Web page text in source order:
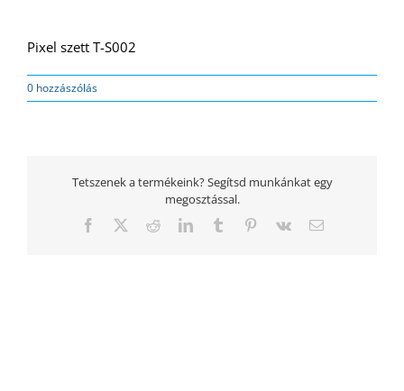
Pixel szett T-S002
0 hozzászólás
Tetszenek a termékeink? Segítsd munkánkat egy
megosztással.
Facebook
TwitterRedditLinkedInTumblr Pinterest
Vk Email: